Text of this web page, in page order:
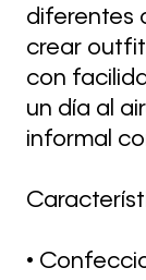
diferentes
crear
con
un día al
informal
•